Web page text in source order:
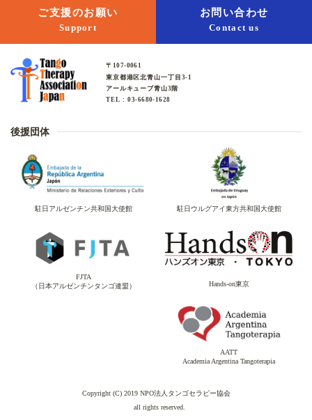
ご支援のお願い
Support
お問い合わせ
Contact us
〒107-0061
東京都港区北青山一丁目3-1
アールキューブ青山3階
TEL : 03-6680-1628
後援団体
駐日アルゼンチン共和国大使館 駐日ウルグアイ東方共和国大使館
FJTA
（日本アルゼンチンタンゴ連盟）
Hands-on東京
AATT
Academia Argentina Tangoterapia
Copyright (C) 2019 NPO法人タンゴセラピー協会
all rights reserved.